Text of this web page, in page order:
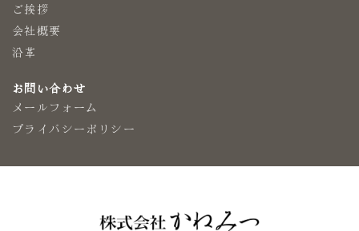
ご挨拶
会社概要
沿革
お問い合わせ
メールフォーム
プライバシーポリシー